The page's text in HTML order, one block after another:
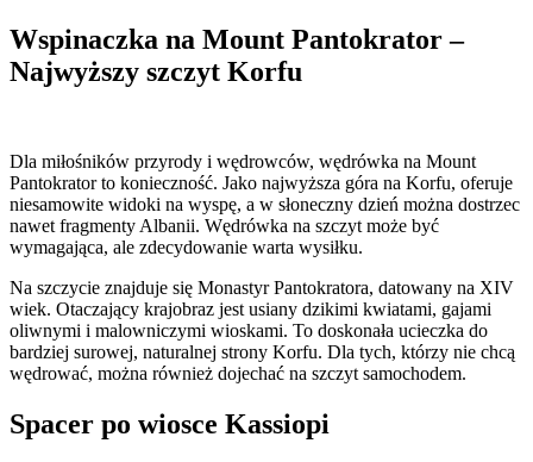
Wspinaczka na Mount Pantokrator –
Najwyższy szczyt Korfu
Dla miłośników przyrody i wędrowców, wędrówka na Mount
Pantokrator to konieczność. Jako najwyższa góra na Korfu, oferuje
niesamowite widoki na wyspę, a w słoneczny dzień można dostrzec
nawet fragmenty Albanii. Wędrówka na szczyt może być
wymagająca, ale zdecydowanie warta wysiłku.
Na szczycie znajduje się Monastyr Pantokratora, datowany na XIV
wiek. Otaczający krajobraz jest usiany dzikimi kwiatami, gajami
oliwnymi i malowniczymi wioskami. To doskonała ucieczka do
bardziej surowej, naturalnej strony Korfu. Dla tych, którzy nie chcą
wędrować, można również dojechać na szczyt samochodem.
Spacer po wiosce Kassiopi